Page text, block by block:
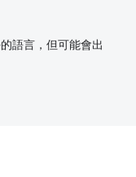
語言，但可能會出